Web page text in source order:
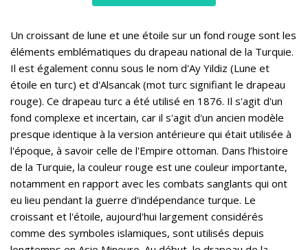
Un croissant de lune et une étoile sur un fond rouge sont les
éléments emblématiques du drapeau national de la Turquie.
Il est également connu sous le nom d'Ay Yildiz (Lune et
étoile en turc) et d'Alsancak (mot turc signifiant le drapeau
rouge). Ce drapeau turc a été utilisé en 1876. Il s'agit d'un
fond complexe et incertain, car il s'agit d'un ancien modèle
presque identique à la version antérieure qui était utilisée à
l'époque, à savoir celle de l'Empire ottoman. Dans l’histoire
de la Turquie, la couleur rouge est une couleur importante,
notamment en rapport avec les combats sanglants qui ont
eu lieu pendant la guerre d'indépendance turque. Le
croissant et l'étoile, aujourd'hui largement considérés
comme des symboles islamiques, sont utilisés depuis